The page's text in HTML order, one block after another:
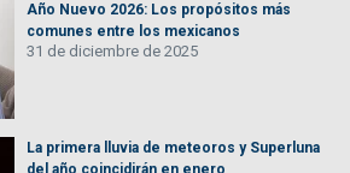
Año Nuevo 2026: Los propósitos más
comunes entre los mexicanos
31 de diciembre de 2025
La primera lluvia de meteoros y Superluna